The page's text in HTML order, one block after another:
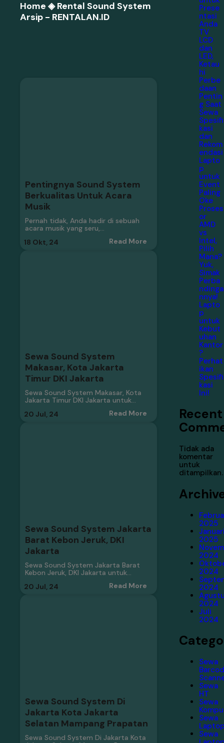
Home ◈Rental Sound System
Arsip - RENTALAN.ID
Pentingnya Sound System
Berkualitas Untuk Acara
Musik
18 Okt, 24
Pernah tidak, Anda hadir di sebuah
acara musik yang seru,…
Read More
Sewa Sound System
Makasar, Kota Jakarta
Timur DKI Jakarta
20 Jul, 24
Sewa Sound System Makasar, Kota
Jakarta Timur DKI Jakarta untuk…
Read More
Sewa Sound System Jakarta
Barat Kebon Jeruk, DKI
Jakarta
20 Jul, 24
Sewa Sound System Jakarta Barat
Kebon Jeruk, DKI Jakarta untuk…
Read More
Sewa Sound System Di
Jakarta Kota Jakarta
Selatan Mampang Prapatan
Sewa Sound System Di Jakarta Kota
Prese
ntasi
Anda
TV
LCD
dan
LED,
Ketau
hi
Perbe
daan
Pentin
g Saat
Sewa
Spesifi
kasi
dan
Rekom
endasi
Lapto
p
untuk
Event
Paling
Oke
Proses
or
AMD
vs
Intel,
Pilih
Mana?
Yuk,
Simak
Perba
ndinga
nnya!
Lapto
p
untuk
Kebut
uhan
Kantor
?
Perhat
ikan
Spesifi
kasi
Ini!
Recent
Tidak ada
komentar
untuk
ditampilkan.
2025
2025
2024
2024
2024
2024
Juli
2024
Sewa
Sewa
HT
Sewa
Sewa
Sewa